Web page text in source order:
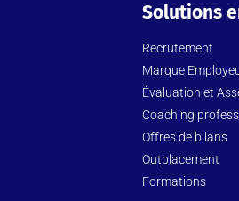
Solutions
Recrutement
Marque
Évaluation et
Coaching
Offres de bilans
Outplacement
Formations